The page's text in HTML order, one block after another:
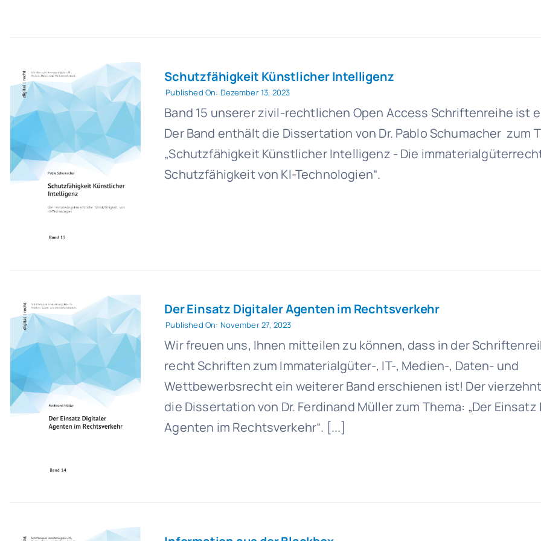
Schutzfähigkeit Künstlicher Intelligenz
Published On: Dezember 13, 2023
Band 15 unserer zivil-rechtlichen Open Access Schriftenreihe ist
Der Band enthält die Dissertation von Dr. Pablo Schumacher zum
„Schutzfähigkeit Künstlicher Intelligenz - Die
Schutzfähigkeit von KI-Technologien“.
Der Einsatz Digitaler Agenten im Rechtsverkehr
Published On: November 27, 2023
Wir freuen uns, Ihnen mitteilen zu können, dass in der
recht Schriften zum Immaterialgüter-, IT-, Medien-, Daten- und
Wettbewerbsrecht ein weiterer Band erschienen ist! Der
die Dissertation von Dr. Ferdinand Müller zum Thema: „Der
Agenten im Rechtsverkehr“. [...]